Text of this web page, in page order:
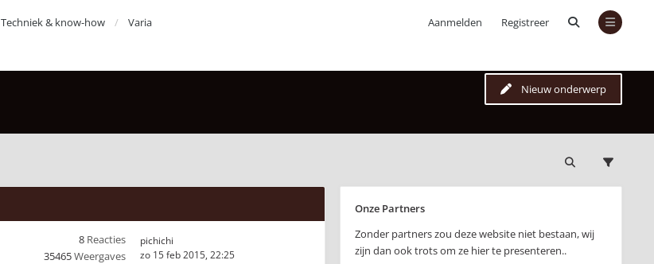
Aanmelden Registreer
Techniek & know-how Varia
Nieuw onderwerp
8 Reacties
35465Weergaves
pichichi
zo 15 feb 2015, 22:25
Onze Partners
Zonder partners zou deze website niet bestaan, wij
zijn dan ook trots om ze hier te presenteren..